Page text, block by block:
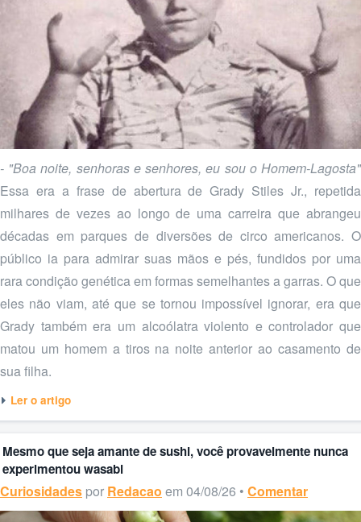
- "Boa noite, senhoras e senhores, eu sou o Homem-Lagosta"
Essa era a frase de abertura de Grady Stiles Jr., repetida
milhares de vezes ao longo de uma carreira que abrangeu
décadas em parques de diversões de circo americanos. O
público ia para admirar suas mãos e pés, fundidos por uma
rara condição genética em formas semelhantes a garras. O que
eles não viam, até que se tornou impossível ignorar, era que
Grady também era um alcoólatra violento e controlador que
matou um homem a tiros na noite anterior ao casamento de
sua filha.
Ler o artigo
Mesmo que seja amante de sushi, você provavelmente nunca
experimentou wasabi
Curiosidades por Redacao em 04/08/26 • Comentar